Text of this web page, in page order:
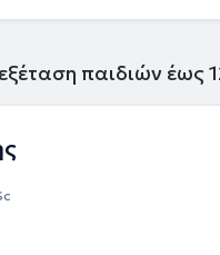
παιδιών έως